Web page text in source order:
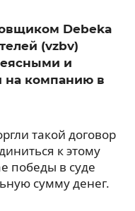
Debeka
(vzbv)
и
на компанию в
такой договор
к этому
победы в суде
сумму денег.